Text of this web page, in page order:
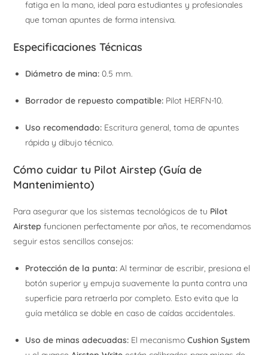
fatiga en la mano, ideal para estudiantes y profesionales
que toman apuntes de forma intensiva.
Especificaciones Técnicas
Diámetro de mina: 0.5 mm.
Borrador de repuesto compatible: Pilot HERFN-10.
Uso recomendado: Escritura general, toma de apuntes
rápida y dibujo técnico.
Cómo cuidar tu Pilot Airstep (Guía de
Mantenimiento)
Para asegurar que los sistemas tecnológicos de tu Pilot
Airstep funcionen perfectamente por años, te recomendamos
seguir estos sencillos consejos:
Protección de la punta: Al terminar de escribir, presiona el
botón superior y empuja suavemente la punta contra una
superficie para retraerla por completo. Esto evita que la
guía metálica se doble en caso de caídas accidentales.
Uso de minas adecuadas: El mecanismoCushion System